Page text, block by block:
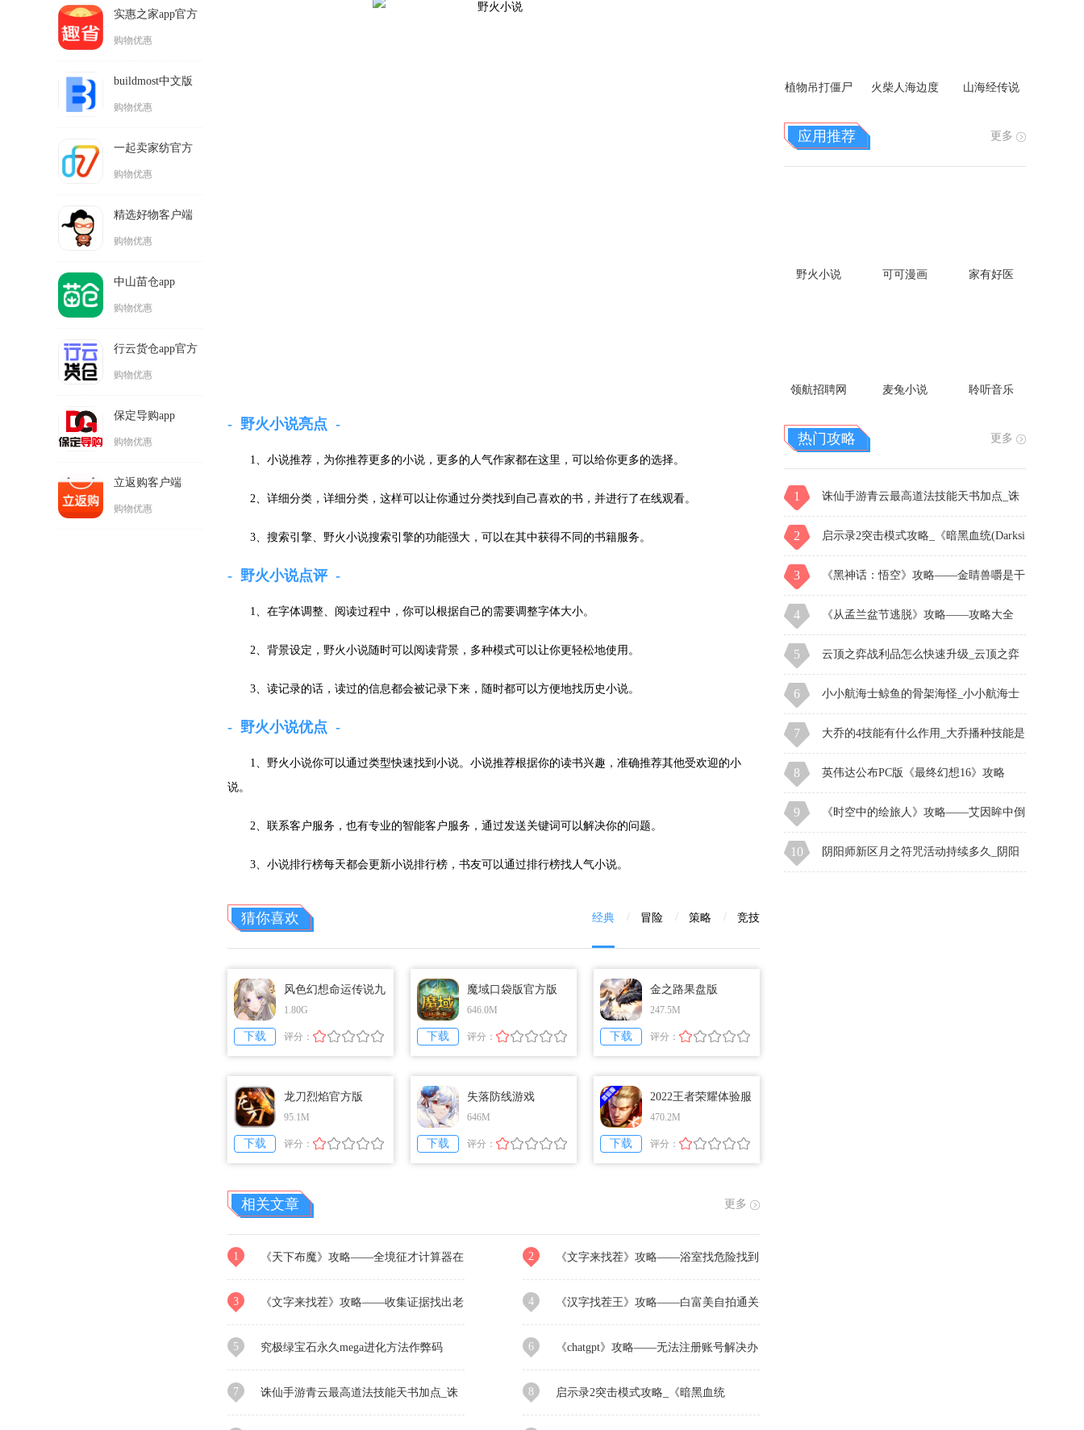
实惠之家app官方
购物优惠
buildmost中文版
购物优惠
一起卖家纺官方
购物优惠
精选好物客户端
购物优惠
中山苗仓app
购物优惠
行云货仓app官方
购物优惠
保定导购app
购物优惠
立返购客户端
购物优惠
野火小说亮点
1、小说推荐，为你推荐更多的小说，更多的人气作家都在这里，可以给你更多的选择。
2、详细分类，详细分类，这样可以让你通过分类找到自己喜欢的书，并进行了在线观看。
3、搜索引擎、野火小说搜索引擎的功能强大，可以在其中获得不同的书籍服务。
野火小说点评
1、在字体调整、阅读过程中，你可以根据自己的需要调整字体大小。
2、背景设定，野火小说随时可以阅读背景，多种模式可以让你更轻松地使用。
3、读记录的话，读过的信息都会被记录下来，随时都可以方便地找历史小说。
野火小说优点
1、野火小说你可以通过类型快速找到小说。小说推荐根据你的读书兴趣，准确推荐其他受欢迎的小
说。
2、联系客户服务，也有专业的智能客户服务，通过发送关键词可以解决你的问题。
3、小说排行榜每天都会更新小说排行榜，书友可以通过排行榜找人气小说。
猜你喜欢 经典 冒险 策略 竞技
风色幻想命运传说九
游版
1.80G
下载 评分：
魔域口袋版官方版
646.0M
下载 评分：
金之路果盘版
247.5M
下载 评分：
龙刀烈焰官方版
95.1M
下载 评分：
失落防线游戏
646M
下载 评分：
2022王者荣耀体验服
前瞻版
470.2M
下载 评分：
相关文章 更多
1 《天下布魔》攻略——全境征才计算器在
线地址
2 《文字来找茬》攻略——浴室找危险找到
10处潜在风险保护她们的隐私通关攻略
3 《文字来找茬》攻略——收集证据找出老
板是富豪的12处证据通关攻略
4 《汉字找茬王》攻略——白富美自拍通关
攻略
5 究极绿宝石永久mega进化方法作弊码
（口袋妖怪究极绿宝石小智版超进化手环兑换
6 《chatgpt》攻略——无法注册账号解决办
法
7 诛仙手游青云最高道法技能天书加点_诛 8 启示录2突击模式攻略_《暗黑血统
植物吊打僵尸
火柴人海边度
山海经传说
应用推荐 更多
野火小说 可可漫画 家有好医
领航招聘网 麦兔小说 聆听音乐
热门攻略 更多
1 诛仙手游青云最高道法技能天书加点_诛
仙，升级青云完美加点
2 启示录2突击模式攻略_《暗黑血统(Darksi
ders)》图文
3 《黑神话：悟空》攻略——金睛兽嚼是干
什么的
4 《从孟兰盆节逃脱》攻略——攻略大全
5 云顶之弈战利品怎么快速升级_云顶之弈
小小英雄金克丝怎么升到3星
6 小小航海士鲸鱼的骨架海怪_小小航海士
海怪牙齿怎么刷
7 大乔的4技能有什么作用_大乔播种技能是
什么
8 英伟达公布PC版《最终幻想16》攻略
——拯救预告
9 《时空中的绘旅人》攻略——艾因眸中倒
影一览
10 阴阳师新区月之符咒活动持续多久_阴阳